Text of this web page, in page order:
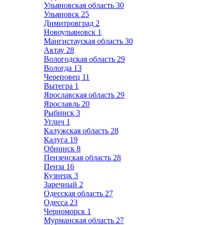
Ульяновская область 30
Ульяновск 25
Димитровград 2
Новоульяновск 1
Мангистауская область 30
Актау 28
Вологодская область 29
Вологда 13
Череповец 11
Вытегра 1
Ярославская область 29
Ярославль 20
Рыбинск 3
Углич 1
Калужская область 28
Калуга 19
Обнинск 8
Пензенская область 28
Пенза 16
Кузнецк 3
Заречный 2
Одесская область 27
Одесса 23
Черноморск 1
Мурманская область 27